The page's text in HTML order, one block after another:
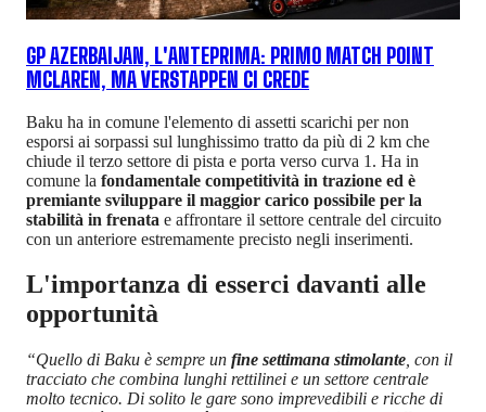
GP AZERBAIJAN, L'ANTEPRIMA: PRIMO MATCH POINT
MCLAREN, MA VERSTAPPEN CI CREDE
Baku ha in comune l'elemento di assetti scarichi per non
esporsi ai sorpassi sul lunghissimo tratto da più di 2 km che
chiude il terzo settore di pista e porta verso curva 1. Ha in
comune la fondamentale competitività in trazione ed è
premiante sviluppare il maggior carico possibile per la
stabilità in frenata e affrontare il settore centrale del circuito
con un anteriore estremamente precisto negli inserimenti.
L'importanza di esserci davanti alle
opportunità
“Quello di Baku è sempre un fine settimana stimolante , con il
tracciato che combina lunghi rettilinei e un settore centrale
molto tecnico. Di solito le gare sono imprevedibili e ricche di